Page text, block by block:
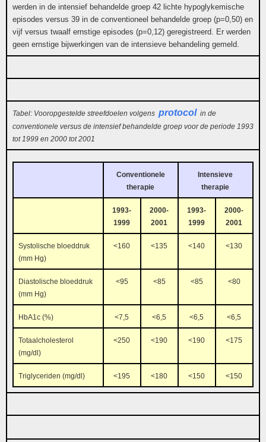
werden in de intensief behandelde groep 42 lichte hypoglykemische
episodes versus 39 in de conventioneel behandelde groep (p=0,50) en
vijf versus twaalf ernstige episodes (p=0,12) geregistreerd. Er werden
geen ernstige bijwerkingen van de intensieve behandeling gemeld.
Tabel: Vooropgestelde streefdoelen volgens protocol in de
conventionele versus de intensief behandelde groep voor de periode 1993
tot 1999 en 2000 tot 2001
Conventionele
therapie
Intensieve
therapie
1993-
1999
2000-
2001
1993-
1999
2000-
2001
Systolische bloeddruk
(mm Hg)
<160 <135 <140 <130
Diastolische bloeddruk
(mm Hg)
<95 <85 <85 <80
HbA1c (%) <7,5 <6,5 <6,5 <6,5
Totaalcholesterol
(mg/dl)
<250 <190 <190 <175
Triglyceriden (mg/dl) <195 <180 <150 <150